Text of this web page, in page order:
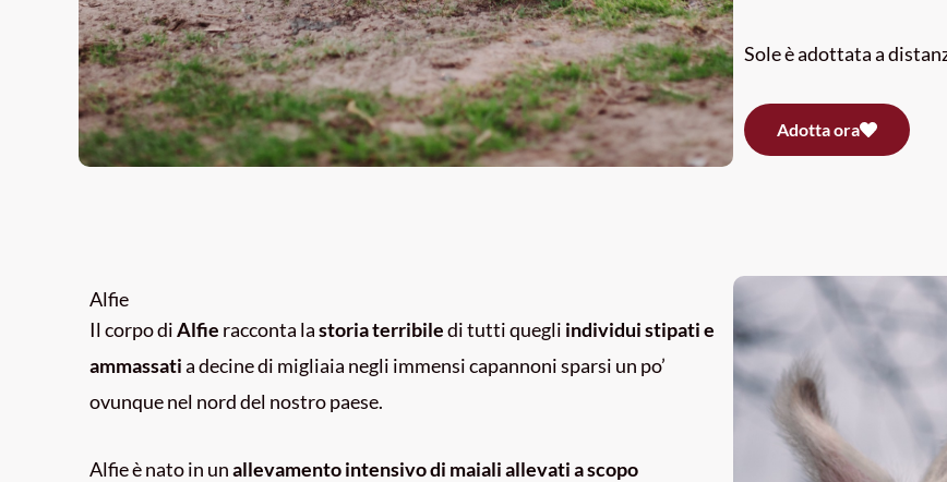
Sole è adottata a
Adotta ora
Alfie
Il corpo diAlfie racconta lastoria terribiledi tutti quegli individui stipati e
ammassatia decine di migliaia negli immensi capannoni sparsi un po’
ovunque nel nord del nostro paese.
Alfie è nato in unallevamento intensivo di maiali allevati a scopo